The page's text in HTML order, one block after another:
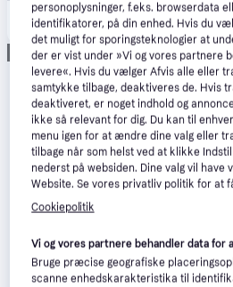
SP Connect Bike Bundle, Case SPC+
Annonce
personoplysninger, f.eks. browserdata
identifikatorer, på din enhed. Hvis du
det muligt for sporingsteknologier at
der er vist under »Vi og vores partnere
levere«. Hvis du vælger Afvis alle eller
samtykke tilbage, deaktiveres de. Hvis
deaktiveret, er noget indhold og
ikke så relevant for dig. Du kan til
menu igen for at ændre dine valg eller
tilbage når som helst ved at klikke
nederst på websiden. Dine valg vil have
Website. Se vores privatliv politik for at
Cookiepolitik
Vi og vores partnere behandler data for
Bruge præcise geografiske
scanne enhedskarakteristika til